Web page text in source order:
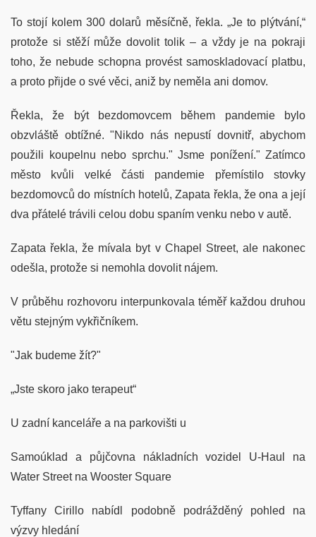
To stojí kolem 300 dolarů měsíčně, řekla. „Je to plýtvání,“
protože si stěží může dovolit tolik – a vždy je na pokraji
toho, že nebude schopna provést samoskladovací platbu,
a proto přijde o své věci, aniž by neměla ani domov.
Řekla, že být bezdomovcem během pandemie bylo
obzvláště obtížné. "Nikdo nás nepustí dovnitř, abychom
použili koupelnu nebo sprchu." Jsme ponížení." Zatímco
město kvůli velké části pandemie přemístilo stovky
bezdomovců do místních hotelů, Zapata řekla, že ona a její
dva přátelé trávili celou dobu spaním venku nebo v autě.
Zapata řekla, že mívala byt v Chapel Street, ale nakonec
odešla, protože si nemohla dovolit nájem.
V průběhu rozhovoru interpunkovala téměř každou druhou
větu stejným vykřičníkem.
"Jak budeme žít?"
„Jste skoro jako terapeut“
U zadní kanceláře a na parkovišti u
Samoúklad a půjčovna nákladních vozidel U-Haul na
Water Street na Wooster Square
Tyffany Cirillo nabídl podobně podrážděný pohled na
výzvy hledání